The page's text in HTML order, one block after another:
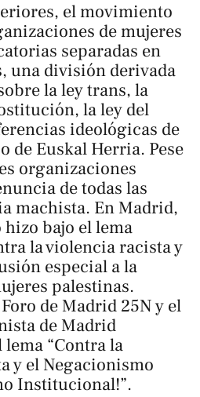
el movimiento
de mujeres
separadas en
una división derivada
la ley trans, la
la ley del
ideológicas de
de Euskal Herria. Pese
organizaciones
de todas las
machista. En Madrid,
bajo el lema
la violencia racista y
especial a la
palestinas.
de Madrid 25N y el
de Madrid
“Contra la
y el Negacionismo
Institucional!”.